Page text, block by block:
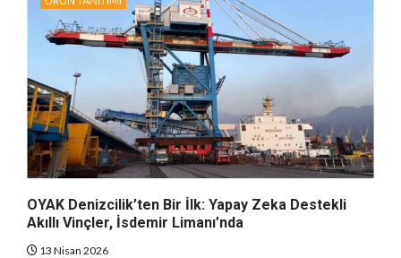
OYAK Denizcilik’ten Bir İlk: Yapay Zeka Destekli
Akıllı Vinçler, İsdemir Limanı’nda
13 Nisan 2026